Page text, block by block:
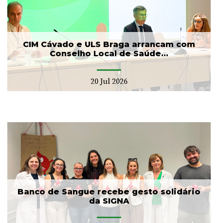
CIM Cávado e ULS Braga arrancam com
Conselho Local de Saúde...
20 Jul 2026
Banco de Sangue recebe gesto solidário
da SIGNA